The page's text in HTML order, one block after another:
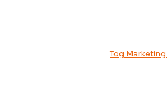
Tog Marketing